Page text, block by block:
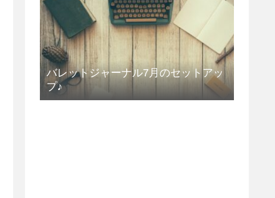
バレットジャーナル7月のセットアッ
プ♪